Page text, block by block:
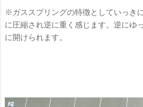
※ガススプリングの特徴としていっき
に圧縮され逆に重く感じます。逆にゆ
に開けられます。